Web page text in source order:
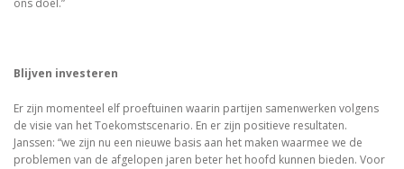
ons doel.”
Blijven investeren
Er zijn momenteel elf proeftuinen waarin partijen samenwerken volgens
de visie van het Toekomstscenario. En er zijn positieve resultaten.
Janssen: “we zijn nu een nieuwe basis aan het maken waarmee we de
problemen van de afgelopen jaren beter het hoofd kunnen bieden. Voor